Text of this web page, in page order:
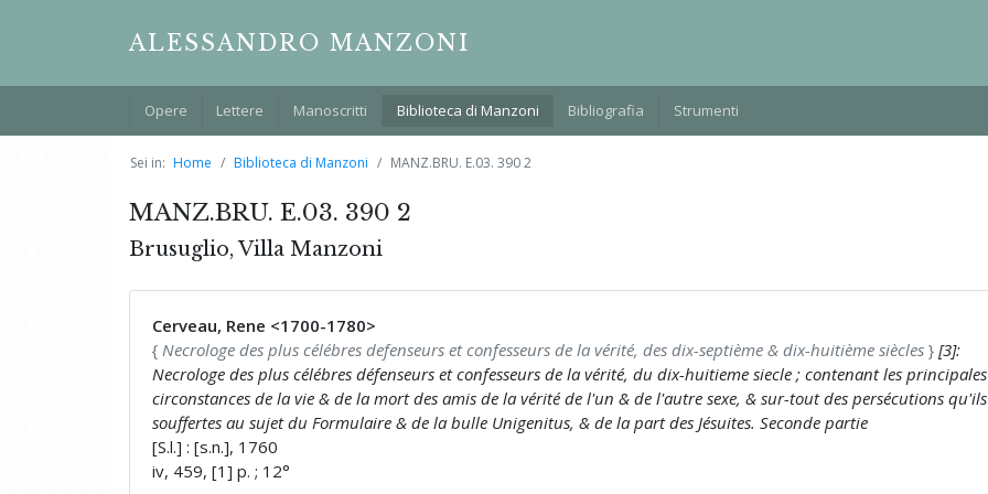
ALESSANDRO MANZONI
Opere Lettere Manoscritti Biblioteca di Manzoni Bibliografia Strumenti
Sei in: Home Biblioteca di Manzoni MANZ.BRU. E.03. 390 2
MANZ.BRU. E.03. 390 2
Brusuglio, Villa Manzoni
Cerveau, Rene <1700-1780>
{ Necrologe des plus célébres defenseurs et confesseurs de la vérité, des dix-septième & dix-huitième siècles } [3]:
Necrologe des plus célébres défenseurs et confesseurs de la vérité, du dix-huitieme siecle ; contenant les principales
circonstances de la vie & de la mort des amis de la vérité de l'un & de l'autre sexe, & sur-tout des persécutions
souffertes au sujet du Formulaire & de la bulle Unigenitus, & de la part des Jésuites. Seconde partie
[S.l.] : [s.n.], 1760
iv, 459, [1] p. ; 12°